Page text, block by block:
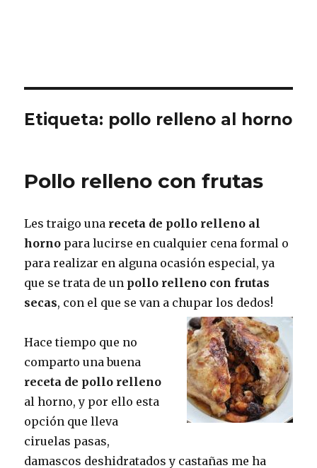
Etiqueta: pollo relleno al horno
Pollo relleno con frutas
Les traigo una receta de pollo relleno al
horno para lucirse en cualquier cena formal o
para realizar en alguna ocasión especial, ya
que se trata de un pollo relleno con frutas
secas, con el que se van a chupar los dedos!
Hace tiempo que no
comparto una buena
receta de pollo relleno
al horno, y por ello esta
opción que lleva
ciruelas pasas,
damascos deshidratados y castañas me ha